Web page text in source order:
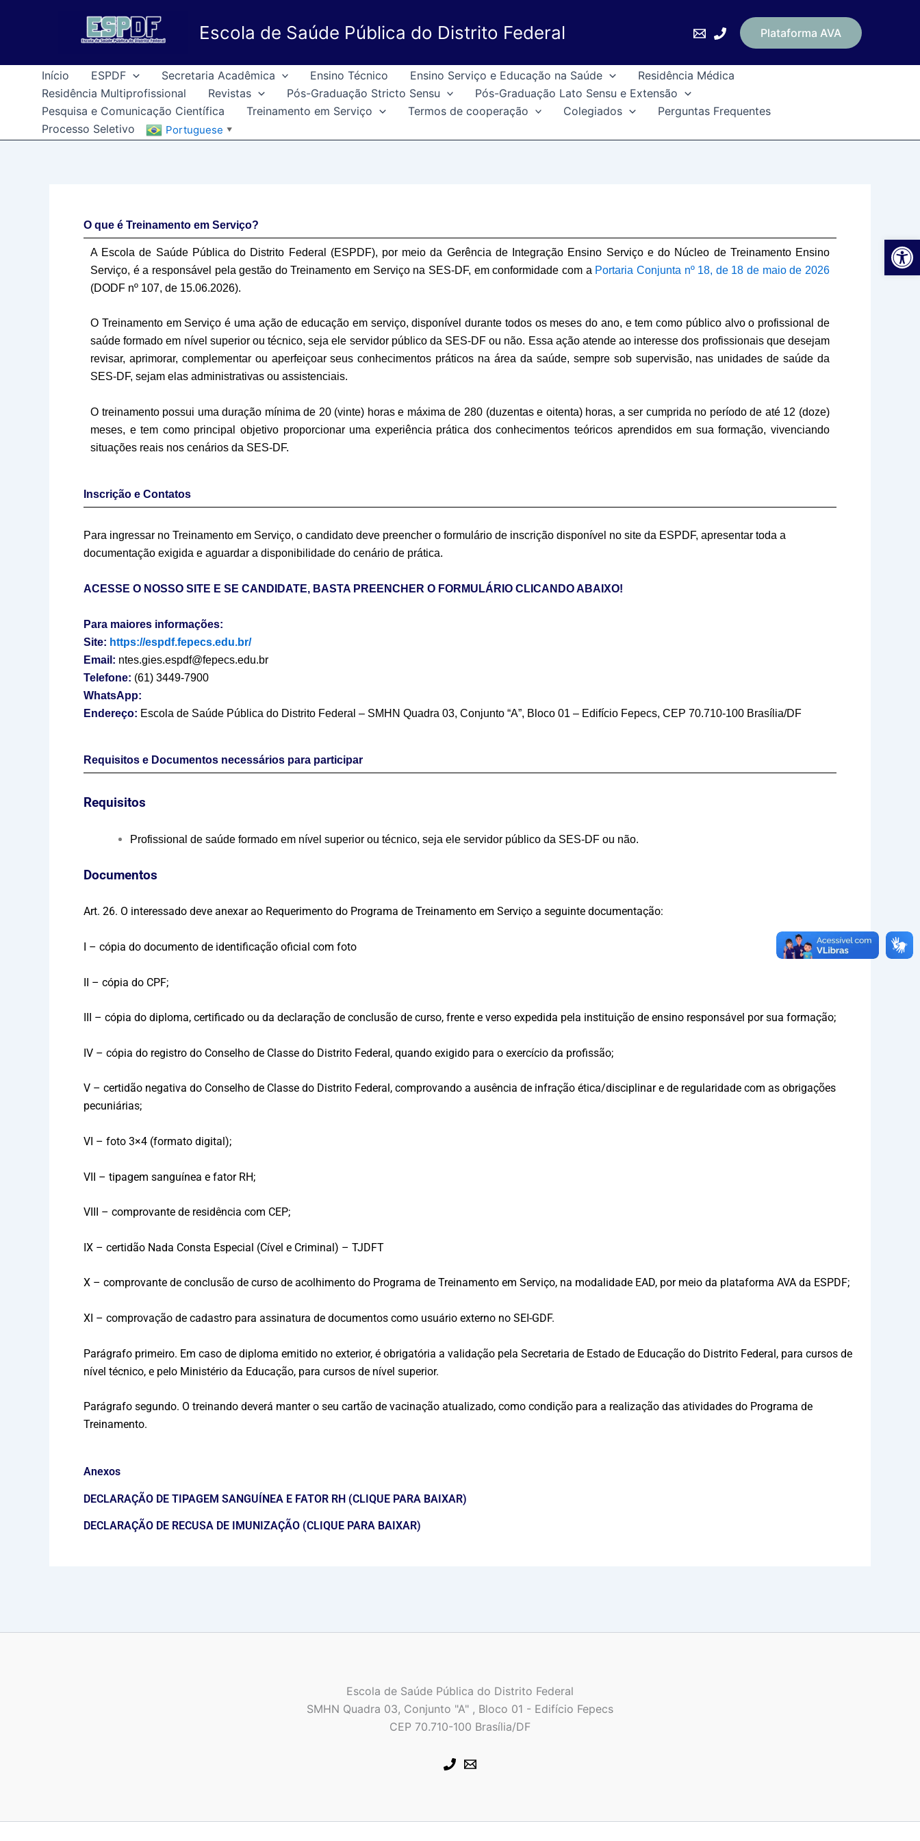
conteúdo
Escola de Saúde Pública do Distrito Federal Plataforma AVA
Início ESPDF Secretaria Acadêmica Ensino Técnico Ensino Serviço e Educação na Saúde
Residência Médica
Residência Multiprofissional
Revistas Pós-Graduação Stricto Sensu
Pós-Graduação Lato Sensu e Extensão
Pesquisa e Comunicação Científica
Treinamento em Serviço Termos de cooperação Colegiados
Perguntas Frequentes
Processo Seletivo
Portuguese ▼
O que é Treinamento em Serviço?
A Escola de Saúde Pública do Distrito Federal (ESPDF), por meio da Gerência de Integração Ensino Serviço e do Núcleo de Treinamento Ensino
Serviço, é a responsável pela gestão do Treinamento em Serviço na SES-DF, em conformidade com a Portaria Conjunta nº 18, de 18 de maio de 2026
(DODF nº 107, de 15.06.2026).
O Treinamento em Serviço é uma ação de educação em serviço, disponível durante todos os meses do ano, e tem como público alvo o profissional de
saúde formado em nível superior ou técnico, seja ele servidor público da SES-DF ou não. Essa ação atende ao interesse dos profissionais que desejam
revisar, aprimorar, complementar ou aperfeiçoar seus conhecimentos práticos na área da saúde, sempre sob supervisão, nas unidades de saúde da
SES-DF, sejam elas administrativas ou assistenciais.
O treinamento possui uma duração mínima de 20 (vinte) horas e máxima de 280 (duzentas e oitenta) horas, a ser cumprida no período de até 12 (doze)
meses, e tem como principal objetivo proporcionar uma experiência prática dos conhecimentos teóricos aprendidos em sua formação, vivenciando
situações reais nos cenários da SES-DF.
Inscrição e Contatos
Para ingressar no Treinamento em Serviço, o candidato deve preencher o formulário de inscrição disponível no site da ESPDF, apresentar toda a
documentação exigida e aguardar a disponibilidade do cenário de prática.
ACESSE O NOSSO SITE E SE CANDIDATE, BASTA PREENCHER O FORMULÁRIO CLICANDO ABAIXO!
Para maiores informações:
Site: https://espdf.fepecs.edu.br/
Email: ntes.gies.espdf@fepecs.edu.br
Telefone: (61) 3449-7900
WhatsApp:
Endereço: Escola de Saúde Pública do Distrito Federal – SMHN Quadra 03, Conjunto “A”, Bloco 01 – Edifício Fepecs, CEP 70.710-100 Brasília/DF
Requisitos e Documentos necessários para participar
Requisitos
Profissional de saúde formado em nível superior ou técnico, seja ele servidor público da SES-DF ou não.
Documentos
Art. 26. O interessado deve anexar ao Requerimento do Programa de Treinamento em Serviço a seguinte documentação:
I – cópia do documento de identificação oficial com foto
II – cópia do CPF;
III – cópia do diploma, certificado ou da declaração de conclusão de curso, frente e verso expedida pela instituição de ensino responsável por sua formação;
IV – cópia do registro do Conselho de Classe do Distrito Federal, quando exigido para o exercício da profissão;
V – certidão negativa do Conselho de Classe do Distrito Federal, comprovando a ausência de infração ética/disciplinar e de regularidade com as obrigações
pecuniárias;
VI – foto 3×4 (formato digital);
VII – tipagem sanguínea e fator RH;
VIII – comprovante de residência com CEP;
IX – certidão Nada Consta Especial (Cível e Criminal) – TJDFT
X – comprovante de conclusão de curso de acolhimento do Programa de Treinamento em Serviço, na modalidade EAD, por meio da plataforma AVA da ESPDF;
XI – comprovação de cadastro para assinatura de documentos como usuário externo no SEI-GDF.
Parágrafo primeiro. Em caso de diploma emitido no exterior, é obrigatória a validação pela Secretaria de Estado de Educação do Distrito Federal, para cursos de
nível técnico, e pelo Ministério da Educação, para cursos de nível superior.
Parágrafo segundo. O treinando deverá manter o seu cartão de vacinação atualizado, como condição para a realização das atividades do Programa de
Treinamento.
Anexos
DECLARAÇÃO DE TIPAGEM SANGUÍNEA E FATOR RH (CLIQUE PARA BAIXAR)
DECLARAÇÃO DE RECUSA DE IMUNIZAÇÃO (CLIQUE PARA BAIXAR)
Escola de Saúde Pública do Distrito Federal
SMHN Quadra 03, Conjunto "A" , Bloco 01 - Edifício Fepecs
CEP 70.710-100 Brasília/DF